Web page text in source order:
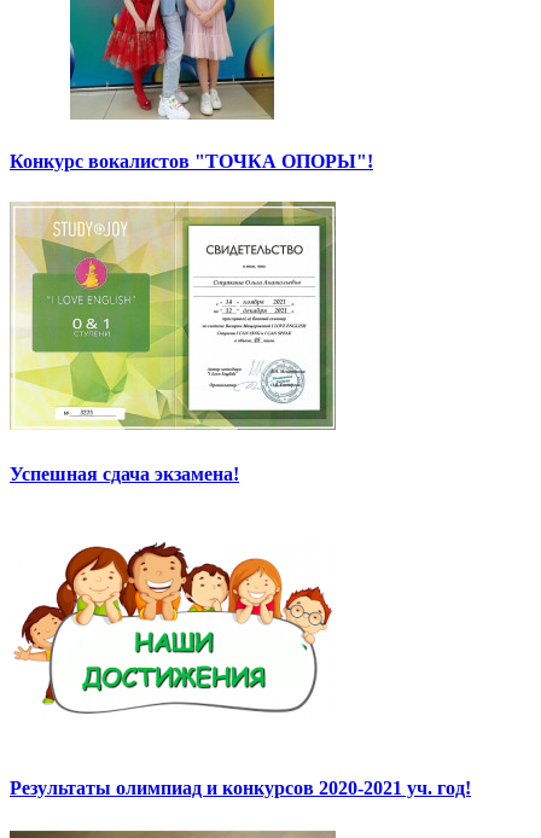
Конкурс вокалистов "ТОЧКА ОПОРЫ"!
Успешная сдача экзамена!
Результаты олимпиад и конкурсов 2020-2021 уч. год!